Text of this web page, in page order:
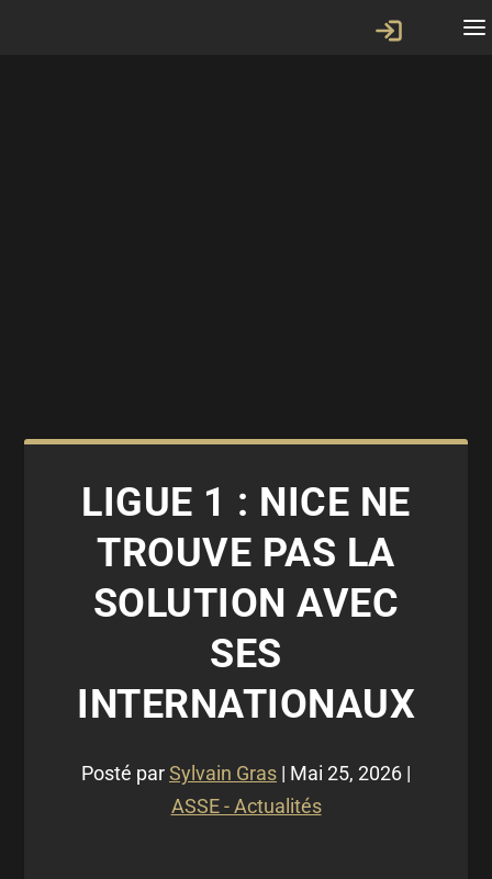
LIGUE 1 : NICE NE
TROUVE PAS LA
SOLUTION AVEC
SES
INTERNATIONAUX
Posté parSylvain Gras | Mai 25, 2026 |
ASSE - Actualités